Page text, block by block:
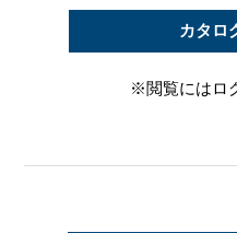
カタロ
※閲覧にはロ